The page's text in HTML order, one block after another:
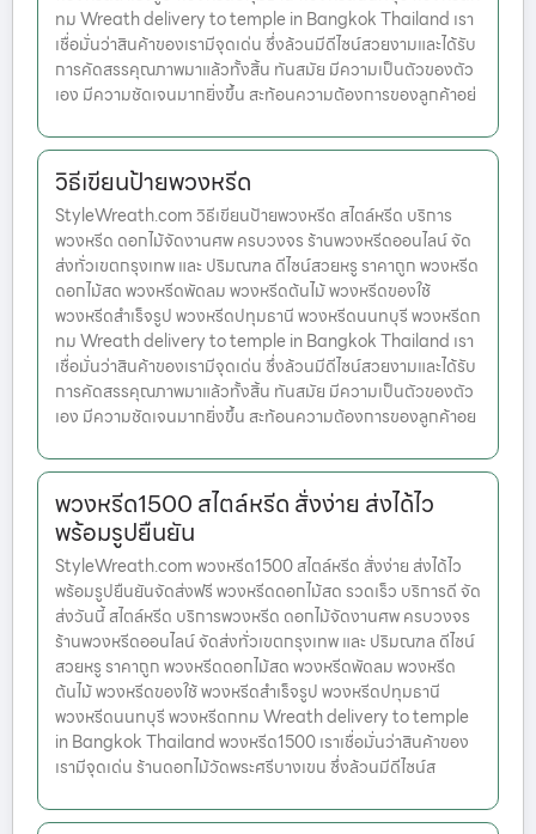
ทม Wreath delivery to temple in Bangkok Thailand เรา
เชื่อมั่นว่าสินค้าของเรามีจุดเด่น ซึ่งล้วนมีดีไซน์สวยงามและได้รับ
การคัดสรรคุณภาพมาแล้วทั้งสิ้น ทันสมัย มีความเป็นตัวของตัว
เอง มีความชัดเจนมากยิ่งขึ้น สะท้อนความต้องการของลูกค้าอย่
วิธีเขียนป้ายพวงหรีด
StyleWreath.com วิธีเขียนป้ายพวงหรีด สไตล์หรีด บริการ
พวงหรีด ดอกไม้จัดงานศพ ครบวงจร ร้านพวงหรีดออนไลน์ จัด
ส่งทั่วเขตกรุงเทพ และ ปริมณฑล ดีไซน์สวยหรู ราคาถูก พวงหรีด
ดอกไม้สด พวงหรีดพัดลม พวงหรีดต้นไม้ พวงหรีดของใช้
พวงหรีดสำเร็จรูป พวงหรีดปทุมธานี พวงหรีดนนทบุรี พวงหรีดก
ทม Wreath delivery to temple in Bangkok Thailand เรา
เชื่อมั่นว่าสินค้าของเรามีจุดเด่น ซึ่งล้วนมีดีไซน์สวยงามและได้รับ
การคัดสรรคุณภาพมาแล้วทั้งสิ้น ทันสมัย มีความเป็นตัวของตัว
เอง มีความชัดเจนมากยิ่งขึ้น สะท้อนความต้องการของลูกค้าอย
พวงหรีด1500 สไตล์หรีด สั่งง่าย ส่งได้ไว
พร้อมรูปยืนยัน
StyleWreath.com พวงหรีด1500 สไตล์หรีด สั่งง่าย ส่งได้ไว
พร้อมรูปยืนยันจัดส่งฟรี พวงหรีดดอกไม้สด รวดเร็ว บริการดี จัด
ส่งวันนี้ สไตล์หรีด บริการพวงหรีด ดอกไม้จัดงานศพ ครบวงจร
ร้านพวงหรีดออนไลน์ จัดส่งทั่วเขตกรุงเทพ และ ปริมณฑล ดีไซน์
สวยหรู ราคาถูก พวงหรีดดอกไม้สด พวงหรีดพัดลม พวงหรีด
ต้นไม้ พวงหรีดของใช้ พวงหรีดสำเร็จรูป พวงหรีดปทุมธานี
พวงหรีดนนทบุรี พวงหรีดกทม Wreath delivery to temple
in Bangkok Thailand พวงหรีด1500 เราเชื่อมั่นว่าสินค้าของ
เรามีจุดเด่น ร้านดอกไม้วัดพระศรีบางเขน ซึ่งล้วนมีดีไซน์ส